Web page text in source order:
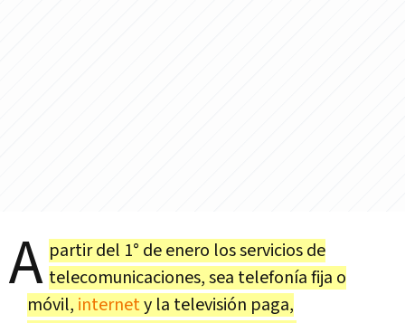
A partir del 1° de enero los servicios de
telecomunicaciones, sea telefonía fija o
móvil, internety la televisión paga,